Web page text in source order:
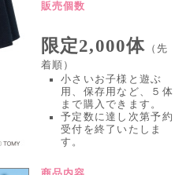
販売個数
限定2,000体 （先
着順）
小さいお子様と遊ぶ
用、保存用など、５体
まで購入できます。
予定数に達し次第予約
受付を終了いたしま
す。